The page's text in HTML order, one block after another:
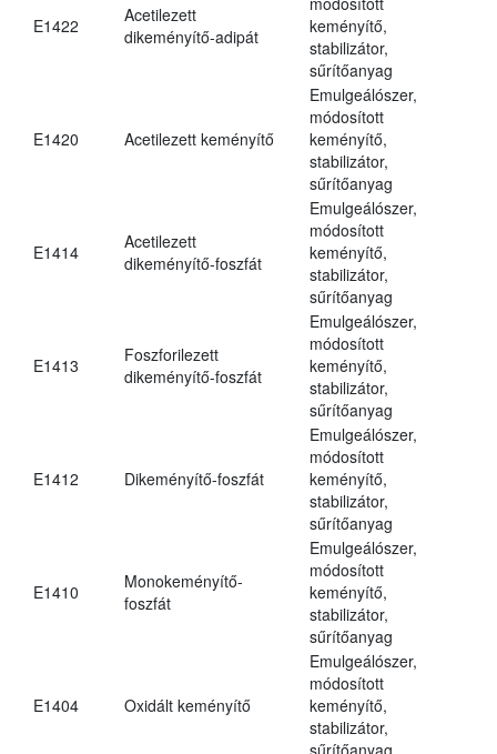
E1422
Acetilezett
dikeményítő-adipát
keményítő,
stabilizátor,
sűrítőanyag
E1420 Acetilezett keményítő
Emulgeálószer,
módosított
keményítő,
stabilizátor,
sűrítőanyag
E1414
Acetilezett
dikeményítő-foszfát
Emulgeálószer,
módosított
keményítő,
stabilizátor,
sűrítőanyag
E1413
Foszforilezett
dikeményítő-foszfát
Emulgeálószer,
módosított
keményítő,
stabilizátor,
sűrítőanyag
E1412 Dikeményítő-foszfát
Emulgeálószer,
módosított
keményítő,
stabilizátor,
sűrítőanyag
E1410
Monokeményítő-
foszfát
Emulgeálószer,
módosított
keményítő,
stabilizátor,
sűrítőanyag
E1404 Oxidált keményítő
Emulgeálószer,
módosított
keményítő,
stabilizátor,
sűrítőanyag